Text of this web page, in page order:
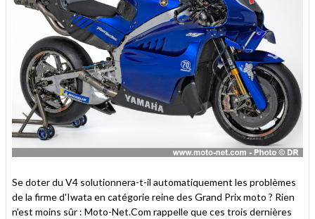
Se doter du V4 solutionnera-t-il automatiquement les problèmes
de la firme d'Iwata en catégorie reine des Grand Prix moto ? Rien
n'est moins sûr : Moto-Net.Com rappelle que ces trois dernières